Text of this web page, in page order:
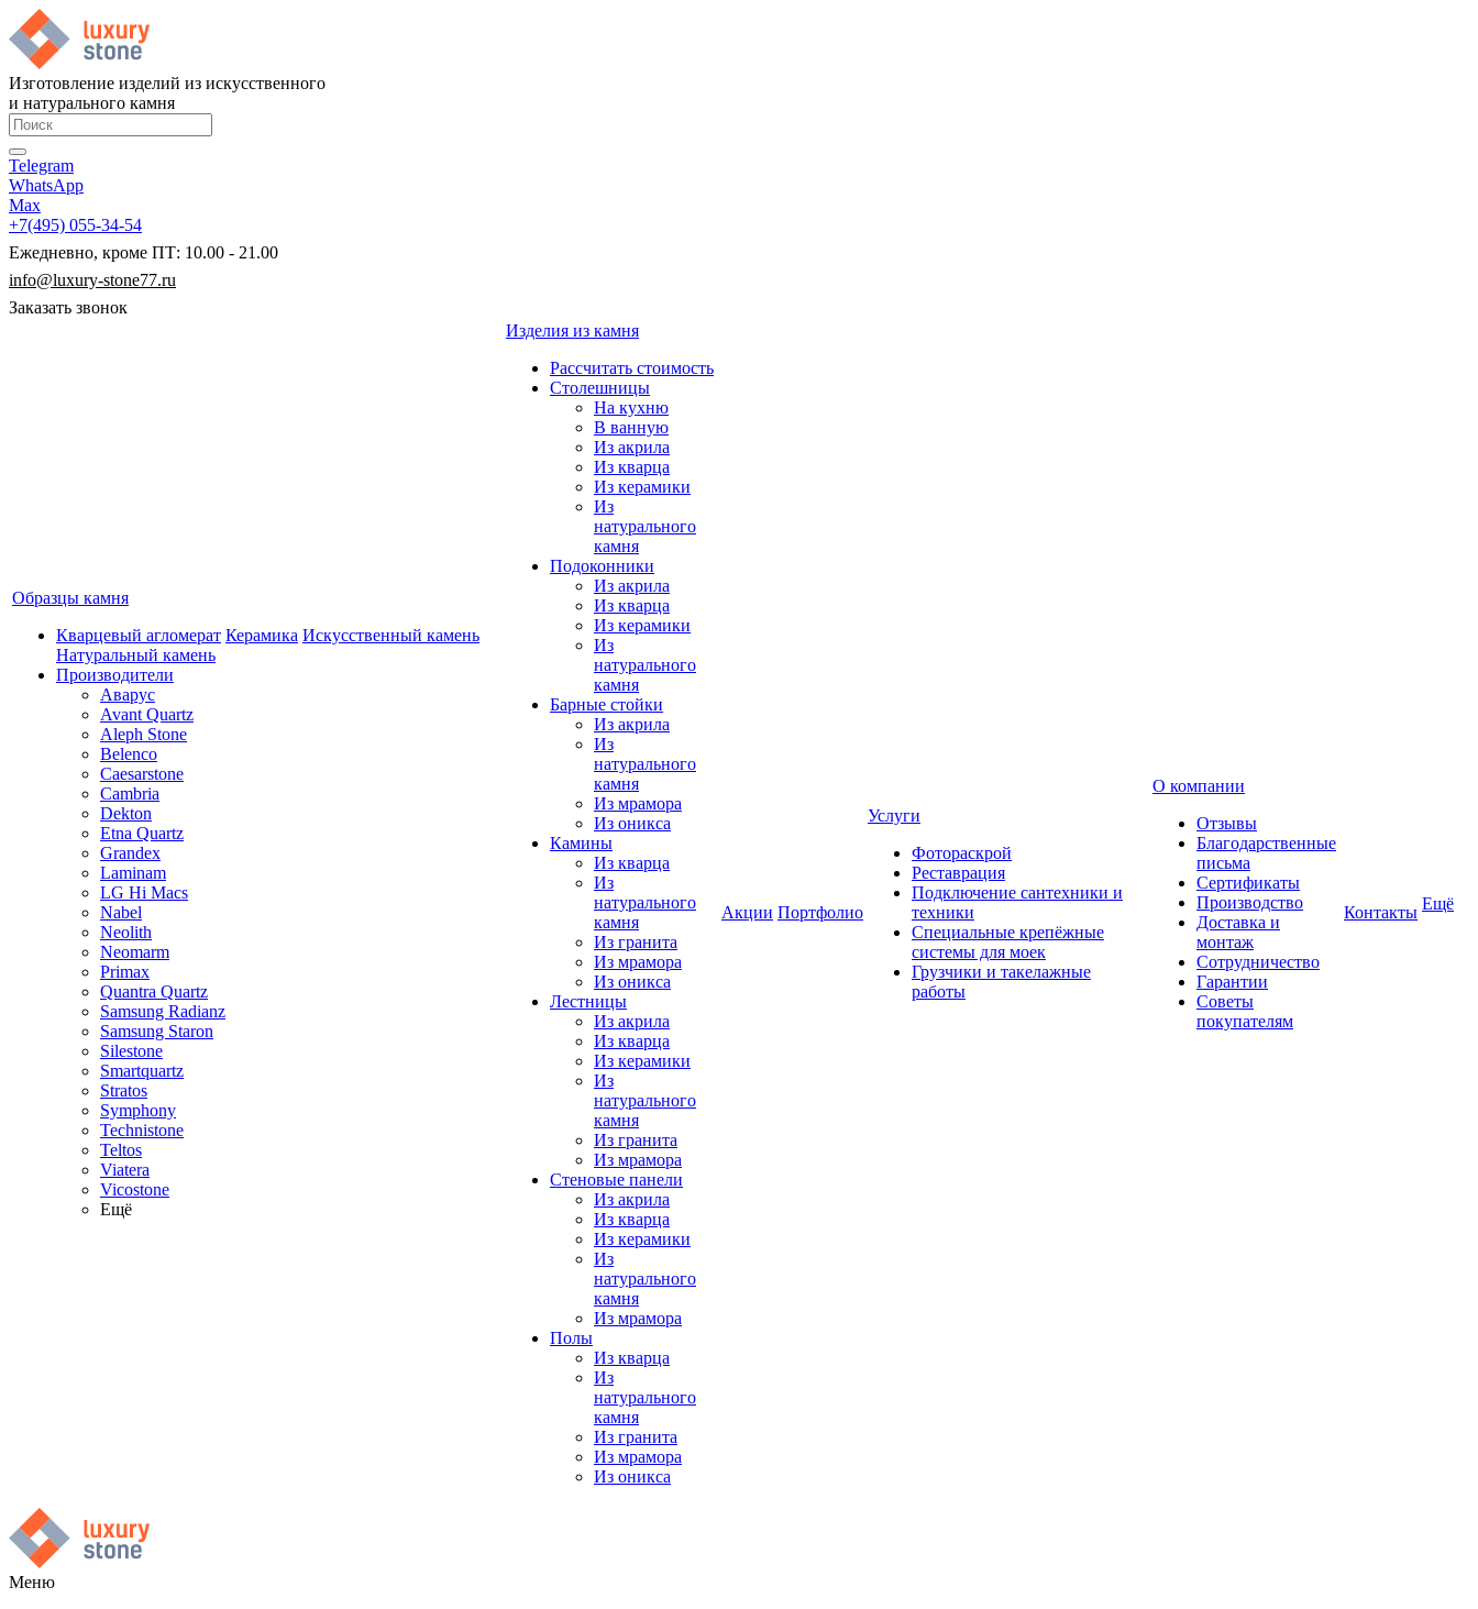
Изготовление изделий из искусственного
и натурального камня
Telegram
WhatsApp
Max
+7(495) 055-34-54
Ежедневно, кроме ПТ: 10.00 - 21.00
info@luxury-stone77.ru
Заказать звонок
Образцы камня
Кварцевый агломерат Керамика Искусственный камень
Натуральный камень
Производители
Аварус
Avant Quartz
Aleph Stone
Belenco
Caesarstone
Cambria
Dekton
Etna Quartz
Grandex
Laminam
LG Hi Macs
Nabel
Neolith
Neomarm
Primax
Quantra Quartz
Samsung Radianz
Samsung Staron
Silestone
Smartquartz
Stratos
Symphony
Technistone
Teltos
Viatera
Vicostone
Ещё
Изделия из камня
Рассчитать стоимость
Столешницы
На кухню
В ванную
Из акрила
Из кварца
Из керамики
Из
натурального
камня
Подоконники
Из акрила
Из кварца
Из керамики
Из
натурального
камня
Барные стойки
Из акрила
Из
натурального
камня
Из мрамора
Из оникса
Камины
Из кварца
Из
натурального
камня
Из гранита
Из мрамора
Из оникса
Лестницы
Из акрила
Из кварца
Из керамики
Из
натурального
камня
Из гранита
Из мрамора
Стеновые панели
Из акрила
Из кварца
Из керамики
Из
натурального
камня
Из мрамора
Полы
Из кварца
Из
натурального
камня
Из гранита
Из мрамора
Из оникса
Акции Портфолио
Услуги
Фотораскрой
Реставрация
Подключение сантехники и
техники
Специальные крепёжные
системы для моек
Грузчики и такелажные
работы
О компании
Отзывы
Благодарственные
письма
Сертификаты
Производство
Доставка и
монтаж
Сотрудничество
Гарантии
Советы
покупателям
Контакты Ещё
Меню